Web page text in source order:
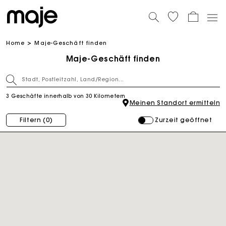
Home Maje-Geschäft finden
Maje-Geschäft finden
3 Geschäfte innerhalb von 30 Kilometern
Meinen Standort ermitteln
Filtern(0) Zurzeit geöffnet